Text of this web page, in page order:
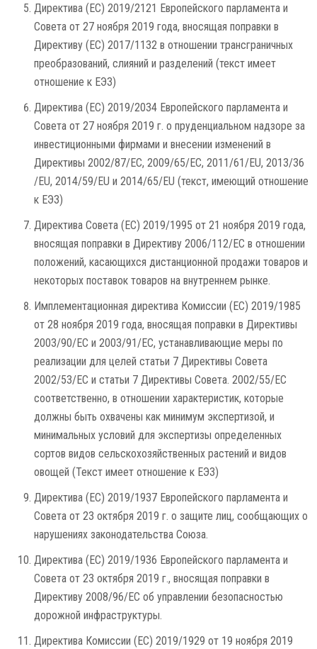
Директива (ЕС) 2019/2121 Европейского парламента и
Совета от 27 ноября 2019 года, вносящая поправки в
Директиву (ЕС) 2017/1132 в отношении трансграничных
преобразований, слияний и разделений (текст имеет
отношение к ЕЭЗ)
Директива (ЕС) 2019/2034 Европейского парламента и
Совета от 27 ноября 2019 г. о пруденциальном надзоре за
инвестиционными фирмами и внесении изменений в
Директивы 2002/87/EC, 2009/65/EC, 2011/61/EU, 2013/36
/EU, 2014/59/EU и 2014/65/EU (текст, имеющий отношение
к ЕЭЗ)
Директива Совета (ЕС) 2019/1995 от 21 ноября 2019 года,
вносящая поправки в Директиву 2006/112/EC в отношении
положений, касающихся дистанционной продажи товаров и
некоторых поставок товаров на внутреннем рынке.
Имплементационная директива Комиссии (ЕС) 2019/1985
от 28 ноября 2019 года, вносящая поправки в Директивы
2003/90/EC и 2003/91/EC, устанавливающие меры по
реализации для целей статьи 7 Директивы Совета
2002/53/EC и статьи 7 Директивы Совета. 2002/55/EC
соответственно, в отношении характеристик, которые
должны быть охвачены как минимум экспертизой, и
минимальных условий для экспертизы определенных
сортов видов сельскохозяйственных растений и видов
овощей (Текст имеет отношение к ЕЭЗ)
Директива (ЕС) 2019/1937 Европейского парламента и
Совета от 23 октября 2019 г. о защите лиц, сообщающих о
нарушениях законодательства Союза.
Директива (ЕС) 2019/1936 Европейского парламента и
Совета от 23 октября 2019 г., вносящая поправки в
Директиву 2008/96/EC об управлении безопасностью
дорожной инфраструктуры.
Директива Комиссии (ЕС) 2019/1929 от 19 ноября 2019